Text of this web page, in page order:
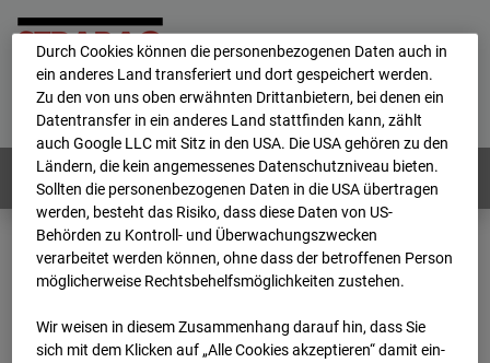
Home E-Mail Impressum
Login
Deutsch / English
Webcams: Alle Länder
Home
Deutschland
BC-114 BV-Ausbau Bonatzbau -Cam2
Archiv
2026
07 08 15:45
Durch Cookies können die personenbezogenen Daten auch in
ein anderes Land transferiert und dort gespeichert werden.
Zu den von uns oben erwähnten Drittanbietern, bei denen ein
Datentransfer in ein anderes Land stattfinden kann, zählt
auch Google LLC mit Sitz in den USA. Die USA gehören zu den
Ländern, die kein angemessenes Datenschutzniveau bieten.
Sollten die personenbezogenen Daten in die USA übertragen
werden, besteht das Risiko, dass diese Daten von US-
Behörden zu Kontroll- und Überwachungszwecken
verarbeitet werden können, ohne dass der betroffenen Person
möglicherweise Rechtsbehelfsmöglichkeiten zustehen.
Wir weisen in diesem Zusammenhang darauf hin, dass Sie
sich mit dem Klicken auf „Alle Cookies akzeptieren“ damit ein­